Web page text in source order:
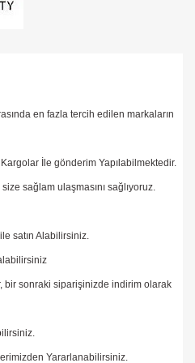
en fazla tercih edilen markaların
İle gönderim Yapılabilmektedir.
sağlam ulaşmasını sağlıyoruz.
satın Alabilirsiniz.
bir sonraki siparişinizde indirim olarak
Yararlanabilirsiniz.